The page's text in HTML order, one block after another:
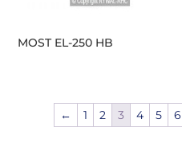
MOST EL-250 HB
← 1 2 3 4 5 6